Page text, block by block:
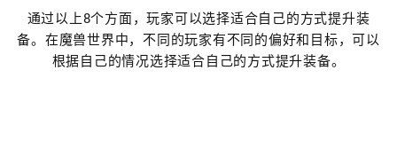
通过以上8个方面，玩家可以选择适合自己的方式提升装
备。在魔兽世界中，不同的玩家有不同的偏好和目标，可以
根据自己的情况选择适合自己的方式提升装备。